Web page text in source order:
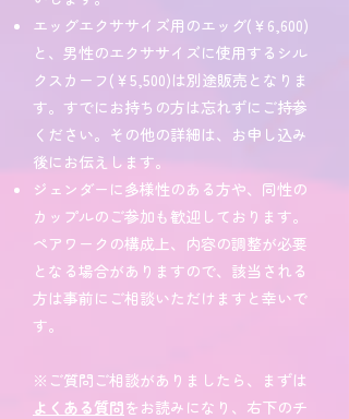
エッグエクササイズ用のエッグ(￥6,600)
と、男性のエクササイズに使用するシル
クスカーフ(￥5,500)は別途販売となりま
す。すでにお持ちの方は忘れずにご持参
ください。​その他の詳細は、お申し込み
後にお伝えします。
ジェンダーに多様性のある方や、同性の
カップルのご参加も歓迎しております。
ペアワークの構成上、内容の調整が必要
となる場合がありますので、該当される
方は事前にご相談いただけますと幸いで
す。
※ご質問ご相談がありましたら、まずは
よくある質問をお読みになり、右下のチ